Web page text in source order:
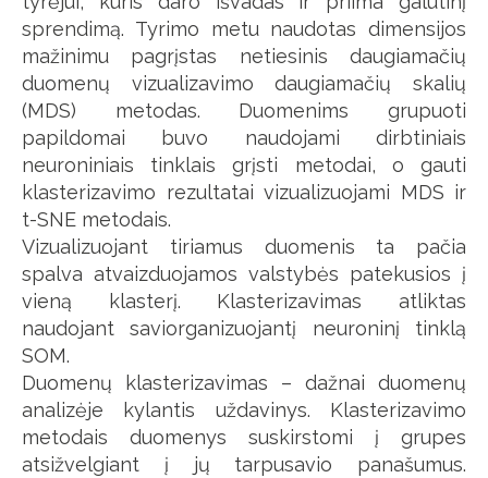
sprendimą. Tyrimo metu naudotas dimensijos
mažinimu pagrįstas netiesinis daugiamačių
duomenų vizualizavimo daugiamačių skalių
(MDS) metodas. Duomenims grupuoti
papildomai buvo naudojami dirbtiniais
neuroniniais tinklais grįsti metodai, o gauti
klasterizavimo rezultatai vizualizuojami MDS ir
t-SNE metodais.
Vizualizuojant tiriamus duomenis ta pačia
spalva atvaizduojamos valstybės patekusios į
vieną klasterį. Klasterizavimas atliktas
naudojant saviorganizuojantį neuroninį tinklą
SOM.
Duomenų klasterizavimas – dažnai duomenų
analizėje kylantis uždavinys. Klasterizavimo
metodais duomenys suskirstomi į grupes
atsižvelgiant į jų tarpusavio panašumus.